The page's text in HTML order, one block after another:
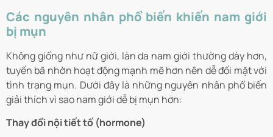
Các nguyên nhân phổ biến khiến nam giới
bị mụn
Không giống như nữ giới, làn da nam giới thường dày hơn,
tuyến bã nhờn hoạt động mạnh mẽ hơn nên dễ đối mặt với
tình trạng mụn. Dưới đây là những nguyên nhân phổ biến
giải thích vì sao nam giới dễ bị mụn hơn:
Thay đổi nội tiết tố (hormone)